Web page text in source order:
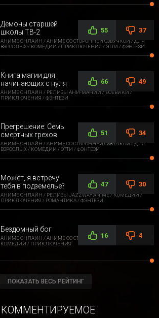
Демоны старшей
школы ТВ-2
АНИМЕ ОНЛАЙН / АНИМЕ СО СТОРОННЕЙ ОЗВУЧКОЙ / ДЛЯ
ВЗРОСЛЫХ / КОМЕДИИ / ПРИКЛЮЧЕНИЯ / ЭТТИ / ФЭНТЕЗИ
55 37
Книга магии для
начинающих с нуля
АНИМЕ ОНЛАЙН / РЕЛИЗЫ АНИ-МАНИИ / БОЕВИКИ /
ПРИКЛЮЧЕНИЯ / ФЭНТЕЗИ
66 49
Прегрешение: Семь
смертных грехов
АНИМЕ ОНЛАЙН / АНИМЕ СО СТОРОННЕЙ ОЗВУЧКОЙ / ДЛЯ
ВЗРОСЛЫХ / КОМЕДИИ / ЭТТИ / ФЭНТЕЗИ
51 34
Может, я встречу
тебя в подземелье?
АНИМЕ ОНЛАЙН / РЕЛИЗЫ JAZZWAY ANIME / КОМЕДИИ /
ПРИКЛЮЧЕНИЯ / РОМАНТИКА / ФЭНТЕЗИ
47 30
Бездомный бог
АНИМЕ ОНЛАЙН / АНИМЕ СО СТОРОННЕЙ ОЗВУЧКОЙ /
КОМЕДИИ / ПРИКЛЮЧЕНИЯ
16 4
ПОКАЗАТЬ ВЕСЬ РЕЙТИНГ
КОММЕНТИРУЕМОЕ